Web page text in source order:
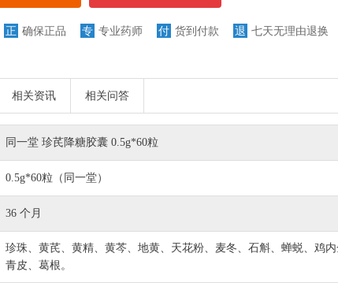
正 确保正品 专 专业药师 付 货到付款 退 七天无理由退换
相关资讯 相关问答
同一堂 珍芪降糖胶囊 0.5g*60粒
0.5g*60粒（同一堂）
36 个月
珍珠、黄芪、黄精、黄芩、地黄、天花粉、麦冬、石斛、蝉蜕、鸡内
青皮、葛根。